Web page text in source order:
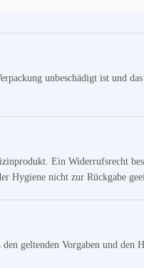
unbeschädigt ist und
Ein Widerrufsrecht
Hygiene nicht zur Rückgabe
geltenden Vorgaben und